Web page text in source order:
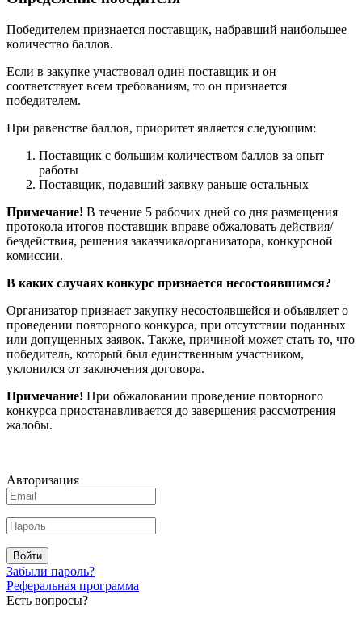
Победителем признается поставщик, набравший наибольшее
количество баллов.
Если в закупке участвовал один поставщик и он
соответствует всем требованиям, то он признается
победителем.
При равенстве баллов, приоритет является следующим:
Поставщик с большим количеством баллов за опыт
работы
Поставщик, подавший заявку раньше остальных
Примечание! В течение 5 рабочих дней со дня размещения
протокола итогов поставщик вправе обжаловать действия/
бездействия, решения заказчика/организатора, конкурсной
комиссии.
В каких случаях конкурс признается несостоявшимся?
Организатор признает закупку несостоявшейся и объявляет о
проведении повторного конкурса, при отсутствии поданных
или допущенных заявок. Также, причиной может стать то, что
победитель, который был единственным участником,
уклонился от заключения договора.
Примечание! При обжаловании проведение повторного
конкурса приостанавливается до завершения рассмотрения
жалобы.
Авторизация
Войти
Забыли пароль?
Реферальная программа
Есть вопросы?